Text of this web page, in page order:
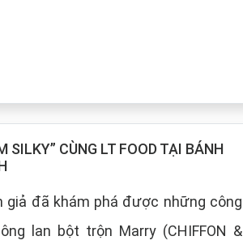
SILKY” CÙNG LT FOOD TẠI BÁNH
giả đã khám phá được những công
lan bột trộn Marry (CHIFFON &